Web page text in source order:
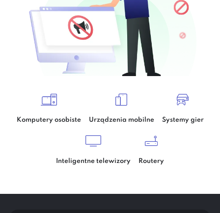
Komputery osobiste Urządzenia mobilne Systemy gier
Inteligentne telewizory Routery